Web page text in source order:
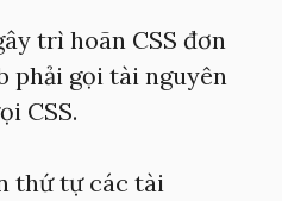
trì hoãn CSS đơn
phải gọi tài nguyên
CSS.
thứ tự các tài